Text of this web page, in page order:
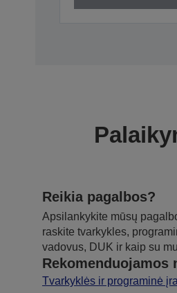
Reikia pagalbos?
Apsilankykite mūsų
raskite tvarkykles,
vadovus, DUK ir kaip su
Rekomenduojamos
Tvarkyklės ir programinė